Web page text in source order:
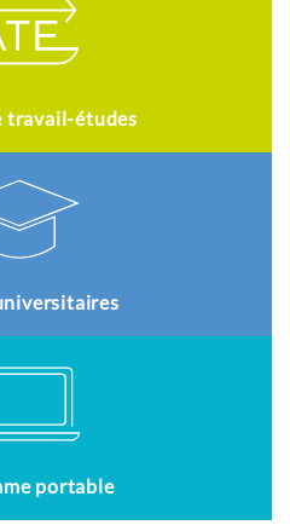
travail-études
portable